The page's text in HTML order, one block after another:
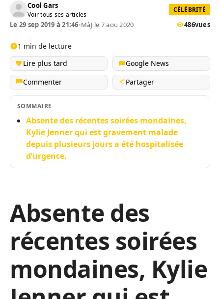
Cool Gars
Voir tous ses articles
CÉLÉBRITÉ
Le 29 sep 2019 à 21:46•MàJ le 7 aou 2020 486vues
1 min de lecture
Lire plus tard
Google News
Commenter
Partager
SOMMAIRE
Absente des récentes soirées mondaines,
Kylie Jenner qui est gravement malade
depuis plusieurs jours a été hospitalisée
d’urgence.
Absente des
récentes soirées
mondaines, Kylie